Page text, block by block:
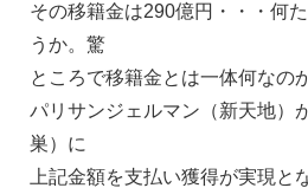
その移籍金は290億円・・・何
うか。驚
ところで移籍金とは一体何なの
パリサンジェルマン（新天地）
巣）に
上記金額を支払い獲得が実現と